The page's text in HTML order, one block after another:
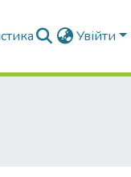
Увійти